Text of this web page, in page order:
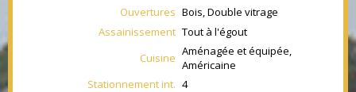
Ouvertures Bois, Double vitrage
Assainissement Tout à l'égout
Cuisine Aménagée et équipée,
Américaine
Stationnement int. 4